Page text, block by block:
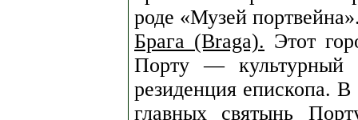
роде «Музей
Брага (Braga). Этот
Порту — культурный
резиденция епископа.
главных святынь